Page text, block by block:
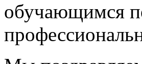
обучающимся